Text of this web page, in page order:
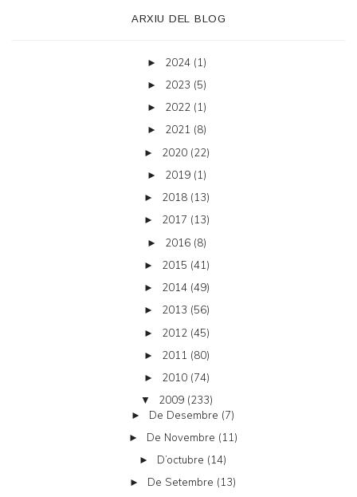
ARXIU DEL BLOG
► 2024 (1)
► 2023 (5)
► 2022 (1)
► 2021 (8)
► 2020 (22)
► 2019 (1)
► 2018 (13)
► 2017 (13)
► 2016 (8)
► 2015 (41)
► 2014 (49)
► 2013 (56)
► 2012 (45)
► 2011 (80)
► 2010 (74)
▼ 2009 (233)
► De Desembre (7)
► De Novembre (11)
► D’octubre (14)
► De Setembre (13)